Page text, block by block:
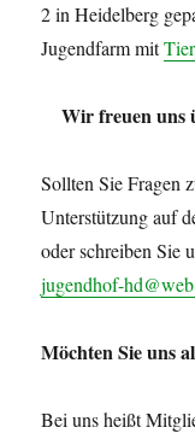
2 in Heidelberg
Jugendfarm mit
Wir freuen uns
Sollten Sie Fragen
Unterstützung auf
oder schreiben Sie
jugendhof-
Möchten Sie uns
Bei uns heißt